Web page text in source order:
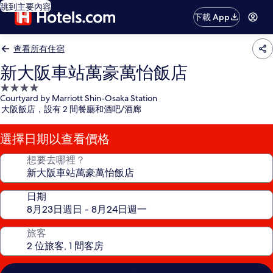
跳到主要內容
下載 App
查看所有住宿
新大阪車站萬豪萬怡飯店
4.0
星
級
住
宿
Courtyard by Marriott Shin-Osaka Station
大阪飯店，設有 2 間餐廳和酒吧/酒廊
選擇日期以查看價格
想要去哪裡？
日期
旅客